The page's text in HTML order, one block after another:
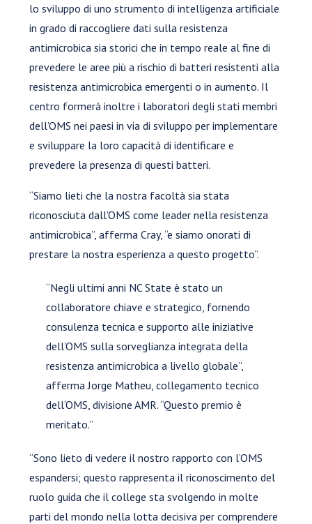
lo sviluppo di uno strumento di intelligenza artificiale
in grado di raccogliere dati sulla resistenza
antimicrobica sia storici che in tempo reale al fine di
prevedere le aree più a rischio di batteri resistenti alla
resistenza antimicrobica emergenti o in aumento. Il
centro formerà inoltre i laboratori degli stati membri
dell’OMS nei paesi in via di sviluppo per implementare
e sviluppare la loro capacità di identificare e
prevedere la presenza di questi batteri.
“Siamo lieti che la nostra facoltà sia stata
riconosciuta dall’OMS come leader nella resistenza
antimicrobica”, afferma Cray, “e siamo onorati di
prestare la nostra esperienza a questo progetto”.
“Negli ultimi anni NC State è stato un
collaboratore chiave e strategico, fornendo
consulenza tecnica e supporto alle iniziative
dell’OMS sulla sorveglianza integrata della
resistenza antimicrobica a livello globale”,
afferma Jorge Matheu, collegamento tecnico
dell’OMS, divisione AMR. “Questo premio è
meritato.”
“Sono lieto di vedere il nostro rapporto con l’OMS
espandersi; questo rappresenta il riconoscimento del
ruolo guida che il college sta svolgendo in molte
parti del mondo nella lotta decisiva per comprendere